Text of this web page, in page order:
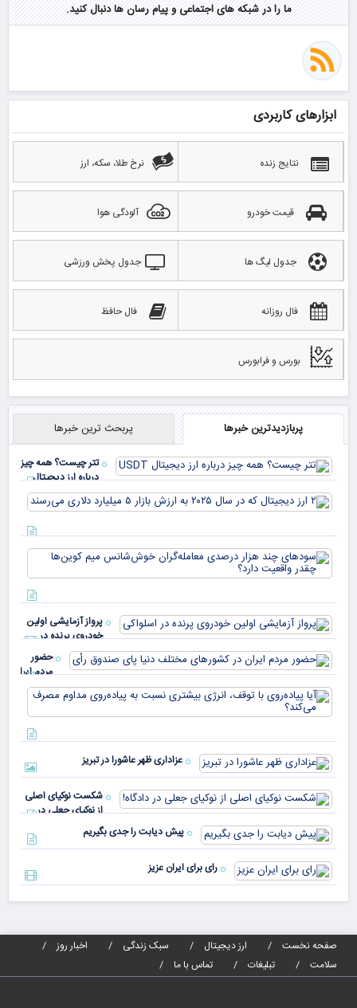
ما را در شبکه های اجتماعی و پیام رسان ها دنبال کنید.
ابزارهای کاربردی
نتایج زنده نرخ طلا، سکه، ارز
قیمت خودرو آلودگی هوا
جدول لیگ ها جدول پخش ورزشی
فال روزانه فال حافظ
بورس و فرابورس
پربازدیدترین خبرها پربحث ترین خبرها
تتر چیست؟ همه چیز
درباره ارز دیجیتال
USDT
پرواز آزمایشی اولین
خودروی پرنده در
اسلواکی
حضور
مردم ایران
در
کشورهای
مختلف
دنیا پای
صندوق
عزاداری ظهر عاشورا در تبریز
شکست نوکیای اصلی
از نوکیای جعلی در
دادگاه!
پیش دیابت را جدی بگیریم
رای برای ایران عزیز
صفحه نخست ارز دیجیتال سبک زندگی
اخبار روز
سلامت
تبلیغات تماس با ما